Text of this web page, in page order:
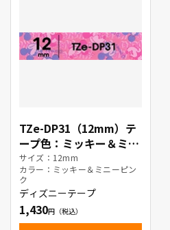
TZe-DP31（12mm）テ
ープ色：ミッキー＆ミニ
ーピンク / 黒文字
サイズ：12mm
カラー：ミッキー＆ミニーピン
ク
ディズニーテープ
1,430